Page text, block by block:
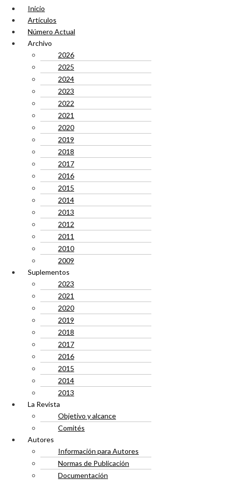
Inicio
Artículos
Número Actual
Archivo
2026
2025
2024
2023
2022
2021
2020
2019
2018
2017
2016
2015
2014
2013
2012
2011
2010
2009
Suplementos
2023
2021
2020
2019
2018
2017
2016
2015
2014
2013
La Revista
Objetivo y alcance
Comités
Autores
Información para Autores
Normas de Publicación
Documentación